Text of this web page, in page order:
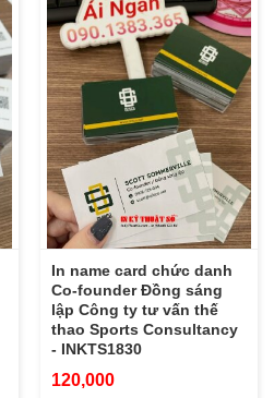
In name card chức danh
Co-founder Đồng sáng
lập Công ty tư vấn thế
thao Sports Consultancy
- INKTS1830
120,000